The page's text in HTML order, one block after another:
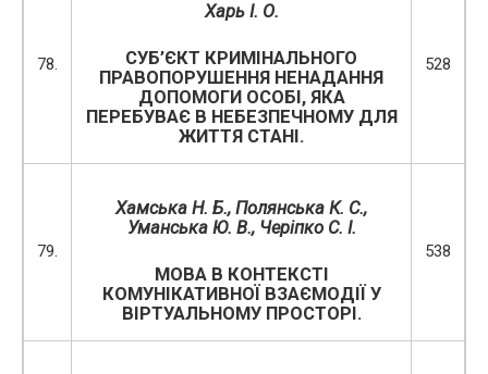
78.
Харь І. О.
СУБ’ЄКТ КРИМІНАЛЬНОГО
ПРАВОПОРУШЕННЯ НЕНАДАННЯ
ДОПОМОГИ ОСОБІ, ЯКА
ПЕРЕБУВАЄ В НЕБЕЗПЕЧНОМУ ДЛЯ
ЖИТТЯ СТАНІ.
528
79.
Хамська Н. Б., Полянська К. С.,
Уманська Ю. В., Черіпко С. І.
МОВА В КОНТЕКСТІ
КОМУНІКАТИВНОЇ ВЗАЄМОДІЇ У
ВІРТУАЛЬНОМУ ПРОСТОРІ.
538